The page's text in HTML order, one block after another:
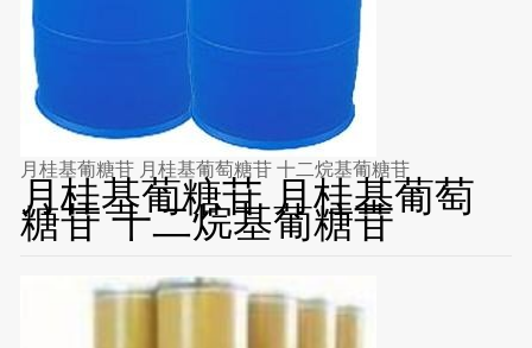
月桂基葡糖苷 月桂基葡萄糖苷 十二烷基葡糖苷
月桂基葡糖苷 月桂基葡萄
糖苷 十二烷基葡糖苷